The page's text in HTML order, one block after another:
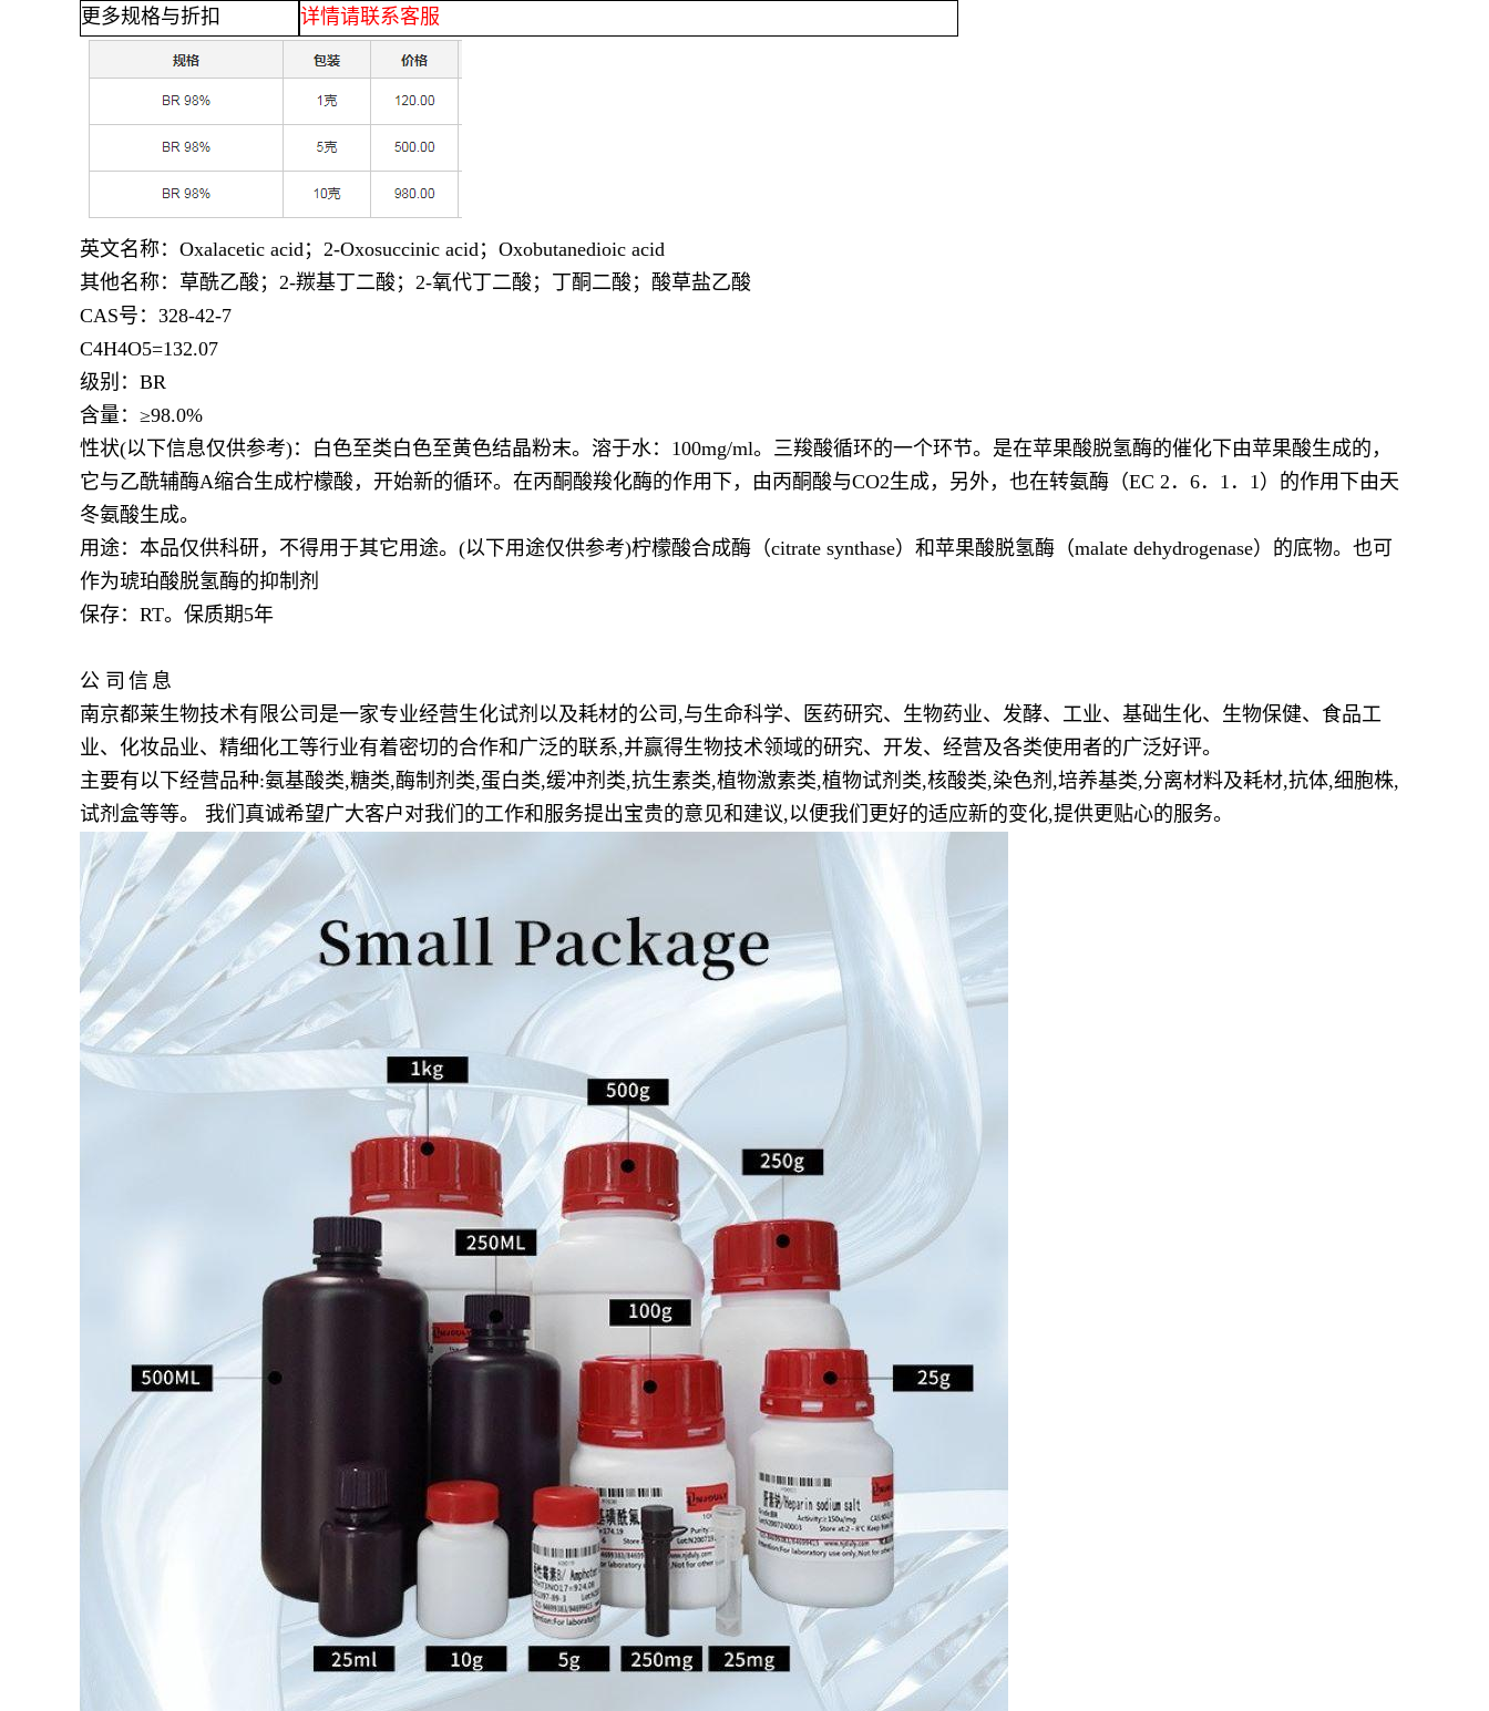
更多规格与折扣
详情请联系客服
英文名称： Oxalacetic acid；2-Oxosuccinic acid；Oxobutanedioic acid
其他名称：草酰乙酸； 2-羰基丁二酸；2-氧代丁二酸；丁酮二酸；酸草盐乙酸
CAS号：328-42-7
C4H4O5=132.07
级别： BR
含量： ≥98.0%
性状(以下信息仅供参考)：白色至类白色至黄色结晶粉末。溶于水：100mg/ml。三羧酸循环的一个环节。是在苹果酸脱氢酶的催化下由苹果酸生成的，
它与乙酰辅酶A缩合生成柠檬酸，开始新的循环。在丙酮酸羧化酶的作用下，由丙酮酸与CO2生成，另外，也在转氨酶（EC 2．6．1．1）的作用下由天
冬氨酸生成。
用途：本品仅供科研，不得用于其它用途。 (以下用途仅供参考)柠檬酸合成酶（citrate synthase）和苹果酸脱氢酶（malate dehydrogenase）的底物。也可
作为琥珀酸脱氢酶的抑制剂
保存： RT。保质期5年
公 司 信 息
南京都莱生物技术有限公司是一家专业经营生化试剂以及耗材的公司,与生命科学、医药研究、生物药业、发酵、工业、基础生化、生物保健、食品工
业、化妆品业、精细化工等行业有着密切的合作和广泛的联系,并赢得生物技术领域的研究、开发、经营及各类使用者的广泛好评。
主要有以下经营品种:氨基酸类,糖类,酶制剂类,蛋白类,缓冲剂类,抗生素类,植物激素类,植物试剂类,核酸类,染色剂,培养基类,分离材料及耗材,抗体,细胞株,
试剂盒等等。 我们真诚希望广大客户对我们的工作和服务提出宝贵的意见和建议,以便我们更好的适应新的变化,提供更贴心的服务。